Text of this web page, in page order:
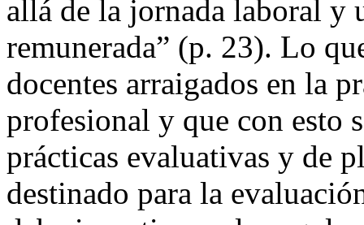
allá de la jornada laboral y
remunerada” (p. 23). Lo
docentes arraigados en la
profesional y que con esto
prácticas evaluativas y de
destinado para la